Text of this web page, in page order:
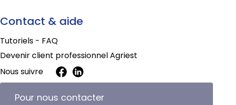
Contact & aide
Tutoriels - FAQ
Devenir client professionnel Agriest
Nous suivre
Pour nous contacter